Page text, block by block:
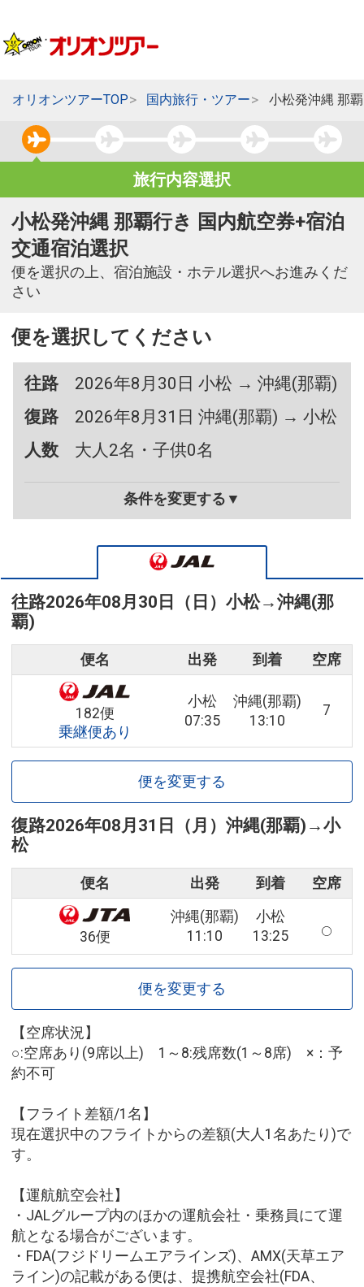
オリオンツアーTOP 国内旅行・ツアー 小松発沖縄 那
旅行内容選択
小松発沖縄 那覇行き 国内航空券+宿泊
交通宿泊選択
便を選択の上、宿泊施設・ホテル選択へお進みくだ
さい
便を選択してください
往路
2026年8月30日 小松 → 沖縄(那覇)
復路
2026年8月31日 沖縄(那覇) → 小松
人数
大人2名・子供0名
条件を変更する▼
往路2026年08月30日（日） 小松→沖縄(那
覇)
便名 出発 到着 空席
182便
乗継便あり
小松
07:35
沖縄(那覇)
13:10
7
便を変更する
復路2026年08月31日（月） 沖縄(那覇) →小
松
便名 出発 到着 空席
36便
沖縄(那覇)
11:10
小松
13:25
便を変更する
【空席状況】
○:空席あり(9席以上) 1～8:残席数(1～8席) ×：予
約不可
【フライト差額/1名】
現在選択中のフライトからの差額(大人1名あたり)で
す。
【運航航空会社】
・JALグループ内のほかの運航会社・乗務員にて運
航となる場合がございます。
・FDA(フジドリームエアラインズ)、AMX(天草エア
ライン)の記載がある便は、提携航空会社(FDA、